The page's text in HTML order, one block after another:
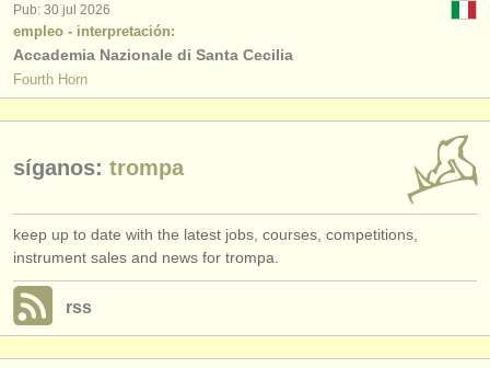
ATS
iniciar sesión
Pub: 30 jul 2026
empleo - interpretación:
Accademia Nazionale di Santa Cecilia
Fourth Horn
síganos: trompa
keep up to date with the latest jobs, courses, competitions,
instrument sales and news for trompa.
rss